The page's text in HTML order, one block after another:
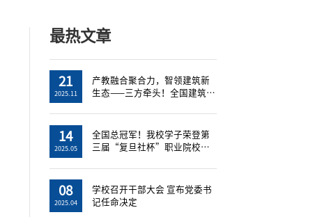
最热文章
21
2025.11
产教融合聚合力，智领建筑新
生态——三方牵头！全国建筑工
14
2025.05
全国总冠军！我校学子荣登第
三届“复旦社杯”职业院校英
08
2025.04
学校召开干部大会 宣布党委书
记任命决定